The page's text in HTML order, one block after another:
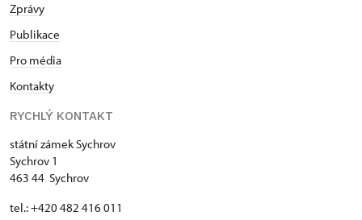
Zprávy
Publikace
Pro média
Kontakty
RYCHLÝ KONTAKT
státní zámek Sychrov
Sychrov 1
463 44 Sychrov
tel.: +420 482 416 011